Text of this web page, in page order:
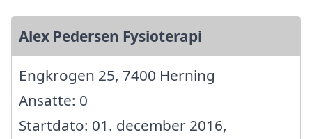
Alex Pedersen Fysioterapi
Engkrogen 25, 7400 Herning
Ansatte: 0
Startdato: 01. december 2016,